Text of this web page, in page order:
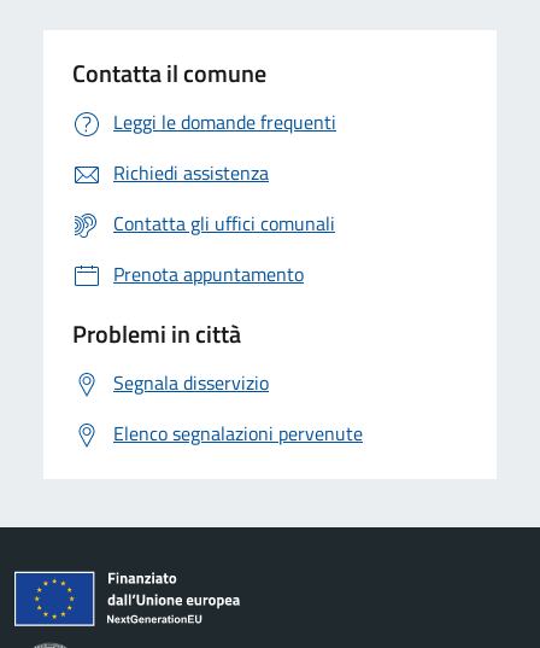
Contatta il comune
Leggi le domande frequenti
Richiedi assistenza
Contatta gli uffici comunali
Prenota appuntamento
Problemi in città
Segnala disservizio
Elenco segnalazioni pervenute